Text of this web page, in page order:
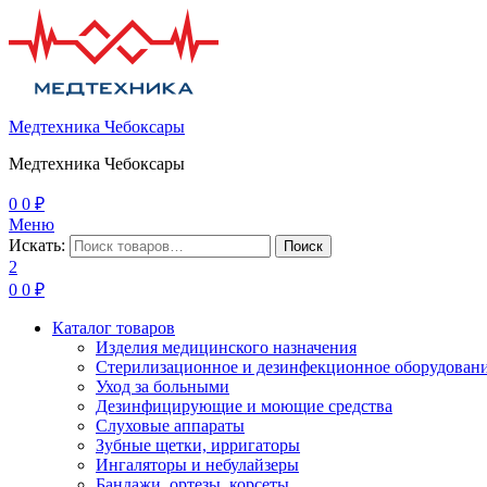
Медтехника Чебоксары
Медтехника Чебоксары
0 0 ₽
Меню
Искать:
Поиск
2
0 0 ₽
Каталог товаров
Изделия медицинского назначения
Стерилизационное и дезинфекционное
Уход за больными
Дезинфицирующие и моющие средства
Слуховые аппараты
Зубные щетки, ирригаторы
Ингаляторы и небулайзеры